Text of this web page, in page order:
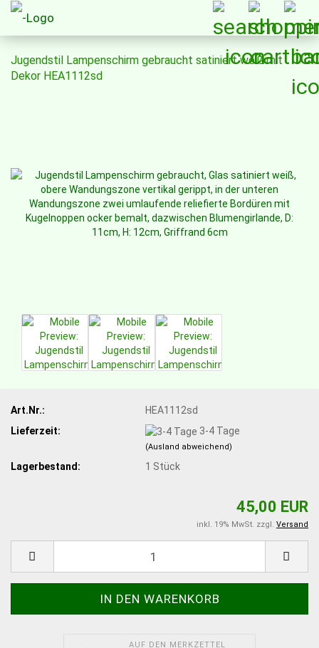
Jugendstil Lampenschirm gebraucht satiniert weiß mit
Dekor HEA1112sd
Art.Nr.:
HEA1112sd
Lieferzeit:
3-4 Tage
(Ausland abweichend)
Lagerbestand: 1 Stück
45,00 EUR
inkl. 19% MwSt. zzgl. Versand
AUF DEN MERKZETTEL